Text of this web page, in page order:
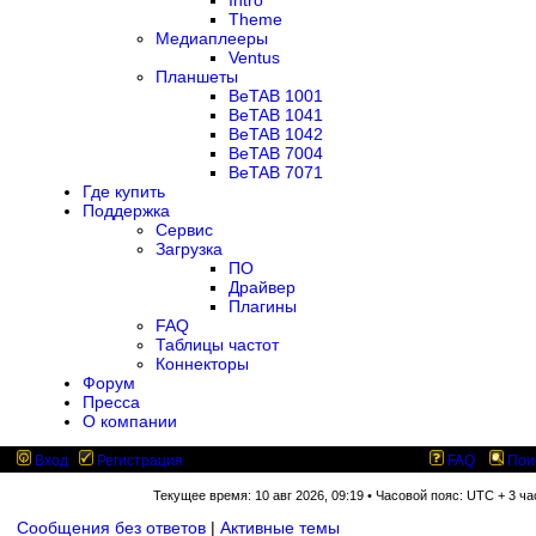
Theme
Медиаплееры
Ventus
Планшеты
BeTAB 1001
BeTAB 1041
BeTAB 1042
BeTAB 7004
BeTAB 7071
Где купить
Поддержка
Сервис
Загрузка
ПО
Драйвер
Плагины
FAQ
Таблицы частот
Коннекторы
Форум
Пресса
О компании
Вход Регистрация FAQ
Текущее время: 10 авг 2026, 09:19 • Часовой пояс: UTC + 3
Сообщения без ответов | Активные темы